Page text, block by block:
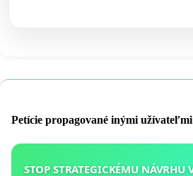
Petície propagované inými užívateľmi
STOP STRATEGICKÉMU NÁVRHU